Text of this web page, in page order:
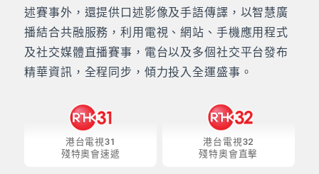
述賽事外，還提供口述影像及手語傳譯，以智慧廣
播結合共融服務，利用電視、網站、手機應用程式
及社交媒體直播賽事，電台以及多個社交平台發布
精華資訊，全程同步，傾力投入全運盛事。
港台電視31
殘特奧會速遞
港台電視32
殘特奧會直擊